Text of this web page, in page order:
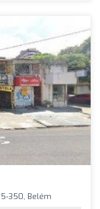
350, Belém